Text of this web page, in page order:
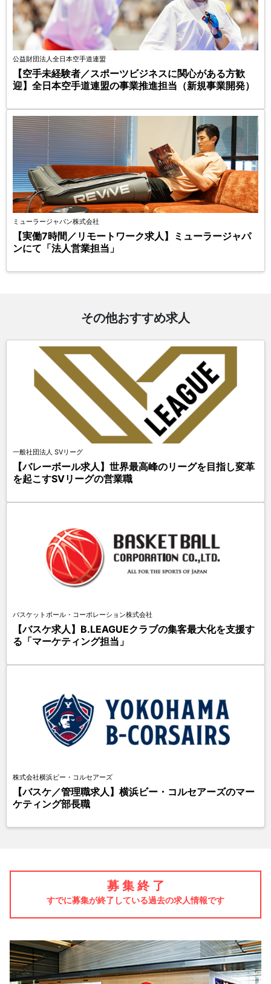
公益財団法人全日本空手道連盟
【空手未経験者／スポーツビジネスに関心がある方歓
迎】全日本空手道連盟の事業推進担当（新規事業開発）
ミューラージャパン株式会社
【実働7時間／リモートワーク求人】ミューラージャパ
ンにて「法人営業担当」
その他おすすめ求人
一般社団法人 SVリーグ
【バレーボール求人】世界最高峰のリーグを目指し変革
を起こすSVリーグの営業職
バスケットボール・コーポレーション株式会社
【バスケ求人】B.LEAGUEクラブの集客最大化を支援す
る「マーケティング担当」
株式会社横浜ビー・コルセアーズ
【バスケ／管理職求人】横浜ビー・コルセアーズのマー
ケティング部長職
募 集 終 了
すでに募集が終了している過去の求人情報です